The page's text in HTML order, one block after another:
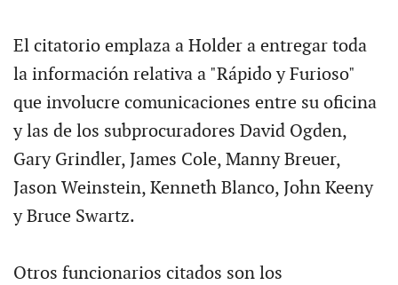
El citatorio emplaza a Holder a entregar toda
la información relativa a "Rápido y Furioso"
que involucre comunicaciones entre su oficina
y las de los subprocuradores David Ogden,
Gary Grindler, James Cole, Manny Breuer,
Jason Weinstein, Kenneth Blanco, John Keeny
y Bruce Swartz.
Otros funcionarios citados son los